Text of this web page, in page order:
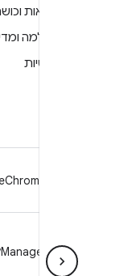
בריאות
מצלמה
פרטיות
Chrome
Manage cookies